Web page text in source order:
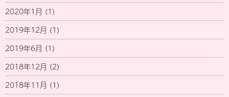
2020年1月 (1)
2019年12月 (1)
2019年6月 (1)
2018年12月 (2)
2018年11月 (1)